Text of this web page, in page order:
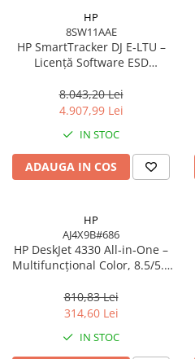
Încărcătoare & Powerbank
Server, Storage & UPS
Accesorii Server, Stocare & UPS
Accesorii Rack-uri
Accesorii Ups & Baterii
Servere, Stocare - alte accesorii
Accesorii Server, Stocare & UPS
NAS
Power Distribution Units (PDU)
PDU Basic
UPS
Line Interactive Towers
Tower Online
Ups Offline
HP
8SW11AAE
HP SmartTracker DJ E‑LTU –
Licență Software ESD
T/Z Series
8.043,20 Lei
4.907,99 Lei
IN STOC
ADAUGA IN COS
HP
AJ4X9B#686
HP DeskJet 4330 All‑in‑One –
Multifuncțional Color, 8.5/5.5
810,83 Lei
314,60 Lei
IN STOC